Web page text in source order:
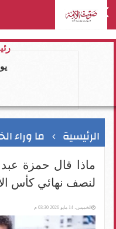
الرئيسية ما وراء
ماذا قال حمزة
لنصف نهائي كأس
الخميس، 14 مايو 2026 03:30 م